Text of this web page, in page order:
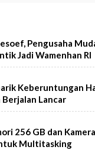
Pengusaha
Jadi Wamenhan RI
Keberuntungan
Berjalan Lancar
256 GB dan
Multitasking